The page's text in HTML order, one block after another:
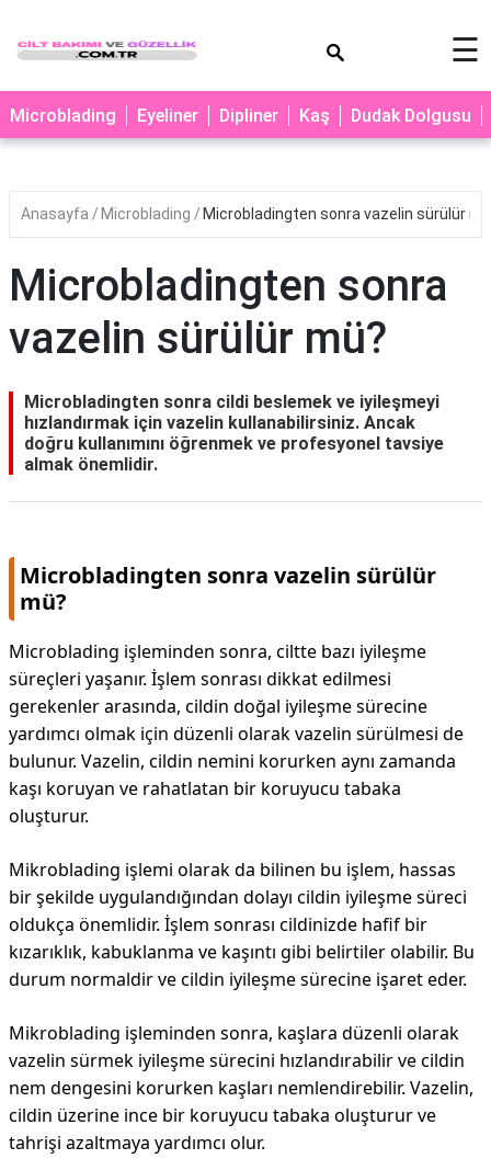
MAKYAJ
MİCROBLADİNG
LAZER
PROTEZ
PEELİNG
ERKEK
BAKIMI
CİLT
☰
Microblading Eyeliner Dipliner Kaş Dudak Dolgusu
Anasayfa Microblading Microbladingten sonra vazelin sürülür
Microbladingten sonra
vazelin sürülür mü?
Microbladingten sonra cildi beslemek ve iyileşmeyi
hızlandırmak için vazelin kullanabilirsiniz. Ancak
doğru kullanımını öğrenmek ve profesyonel tavsiye
almak önemlidir.
Microbladingten sonra vazelin sürülür
mü?
Microblading işleminden sonra, ciltte bazı iyileşme
süreçleri yaşanır. İşlem sonrası dikkat edilmesi
gerekenler arasında, cildin doğal iyileşme sürecine
yardımcı olmak için düzenli olarak vazelin sürülmesi de
bulunur. Vazelin, cildin nemini korurken aynı zamanda
kaşı koruyan ve rahatlatan bir koruyucu tabaka
oluşturur.
Mikroblading işlemi olarak da bilinen bu işlem, hassas
bir şekilde uygulandığından dolayı cildin iyileşme süreci
oldukça önemlidir. İşlem sonrası cildinizde hafif bir
kızarıklık, kabuklanma ve kaşıntı gibi belirtiler olabilir. Bu
durum normaldir ve cildin iyileşme sürecine işaret eder.
Mikroblading işleminden sonra, kaşlara düzenli olarak
vazelin sürmek iyileşme sürecini hızlandırabilir ve cildin
nem dengesini korurken kaşları nemlendirebilir. Vazelin,
cildin üzerine ince bir koruyucu tabaka oluşturur ve
tahrişi azaltmaya yardımcı olur.